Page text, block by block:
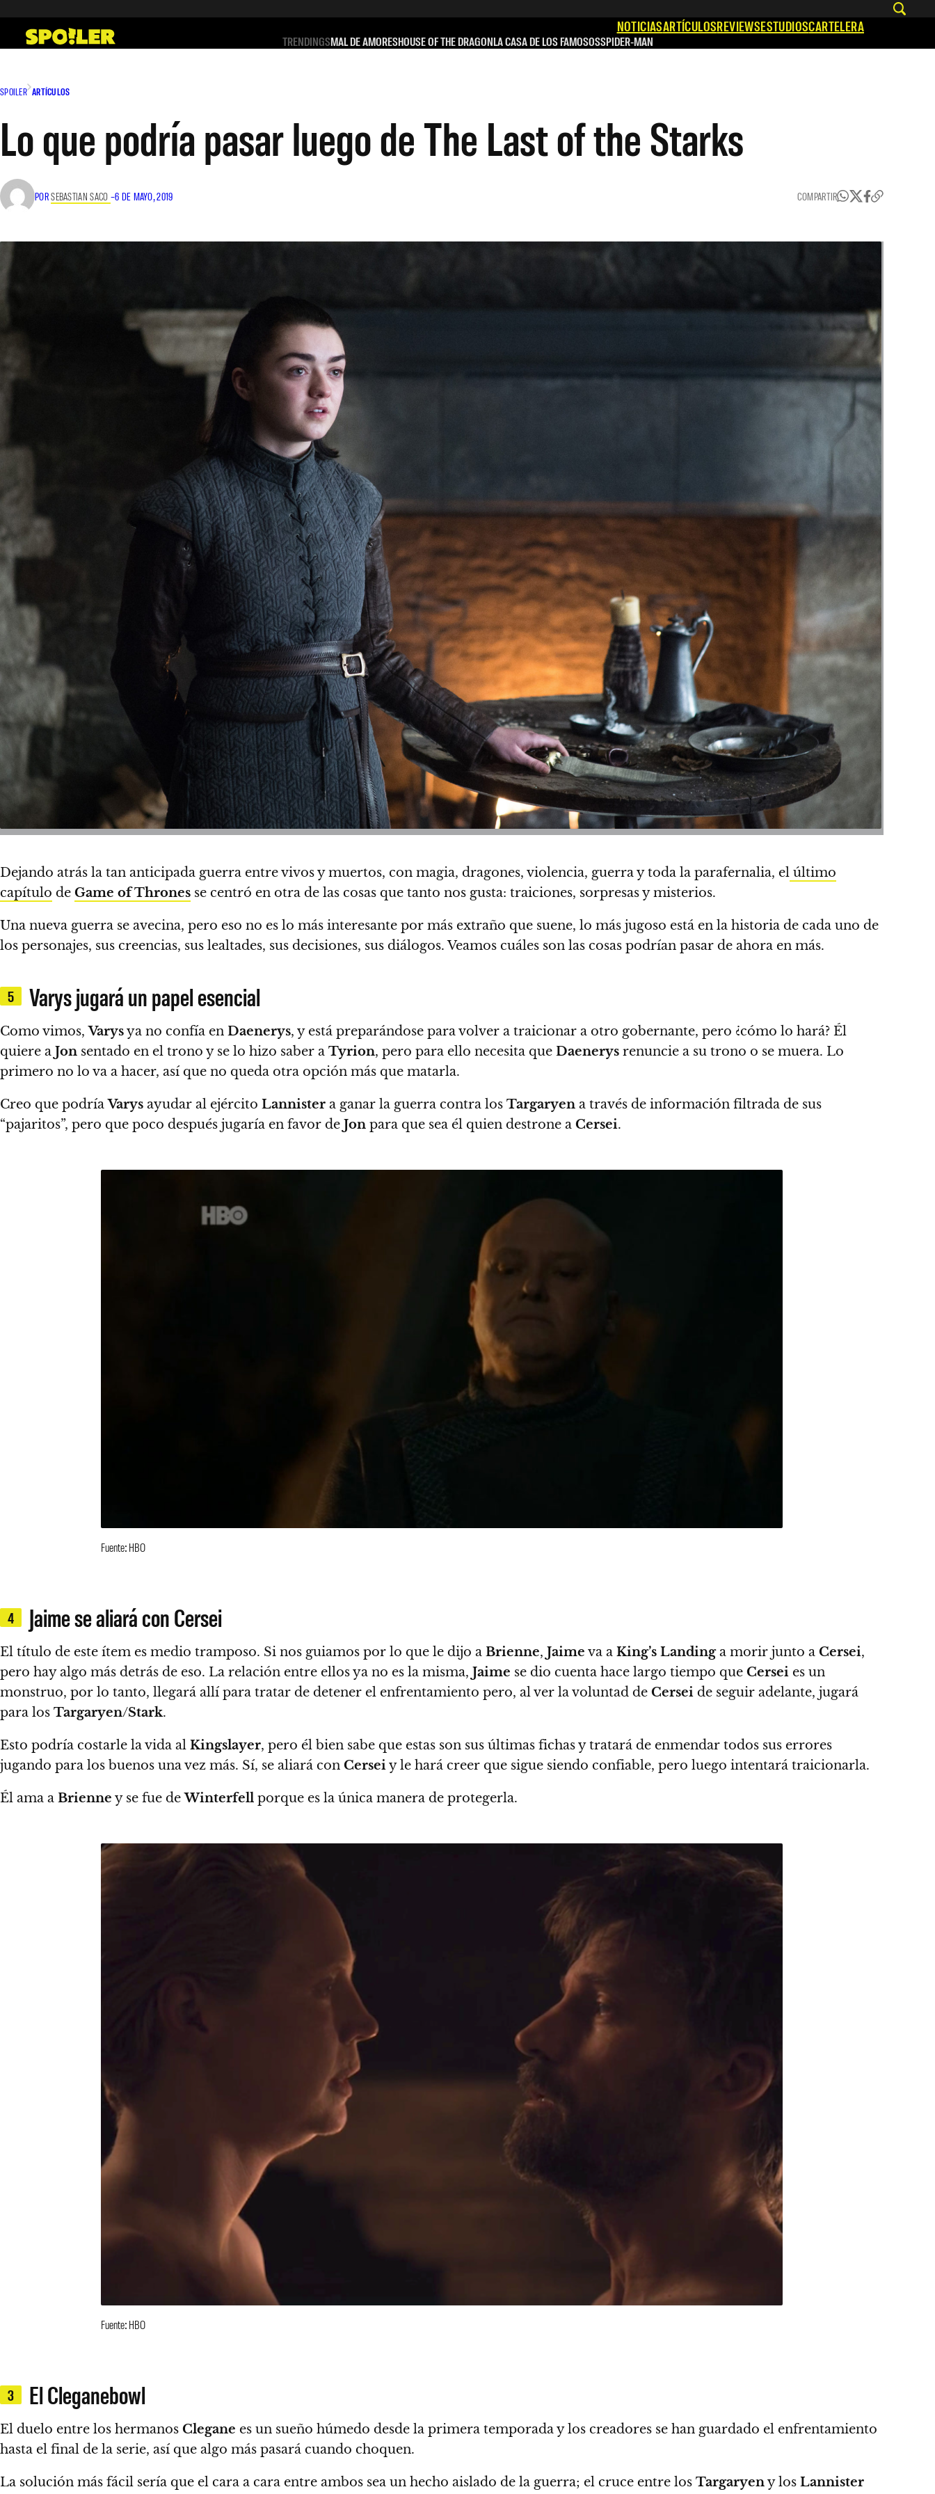
contenido
NOTICIASARTÍCULOSREVIEWSESTUDIOSCARTELERA
TRENDINGSMAL DE AMORESHOUSE OF THE DRAGONLA CASA DE LOS FAMOSOSSPIDER-MAN
SPOILER ARTÍCULOS
Lo que podría pasar luego de The Last of the Starks
PORSEBASTIAN SACO –6 DE MAYO, 2019 COMPARTIR
Dejando atrás la tan anticipada guerra entre vivos y muertos, con magia, dragones, violencia, guerra y toda la parafernalia, el último
capítulo de Game of Thrones se centró en otra de las cosas que tanto nos gusta: traiciones, sorpresas y misterios.
Una nueva guerra se avecina, pero eso no es lo más interesante por más extraño que suene, lo más jugoso está en la historia de cada uno de
los personajes, sus creencias, sus lealtades, sus decisiones, sus diálogos. Veamos cuáles son las cosas podrían pasar de ahora en más.
5 Varys jugará un papel esencial
Como vimos,Varysya no confía en Daenerys, y está preparándose para volver a traicionar a otro gobernante, pero ¿cómo lo hará? Él
quiere a Jon sentado en el trono y se lo hizo saber a Tyrion, pero para ello necesita que Daenerys renuncie a su trono o se muera. Lo
primero no lo va a hacer, así que no queda otra opción más que matarla.
Creo que podríaVarys ayudar al ejército Lannister a ganar la guerra contra los Targaryen a través de información filtrada de sus
“pajaritos”, pero que poco después jugaría en favor de Jon para que sea él quien destrone a Cersei.
Fuente: HBO
4 Jaime se aliará con Cersei
El título de este ítem es medio tramposo. Si nos guiamos por lo que le dijo a Brienne, Jaime va a King’s Landinga morir junto a Cersei,
pero hay algo más detrás de eso. La relación entre ellos ya no es la misma, Jaime se dio cuenta hace largo tiempo que Cersei es un
monstruo, por lo tanto, llegará allí para tratar de detener el enfrentamiento pero, al ver la voluntad de Cersei de seguir adelante, jugará
para los Targaryen/Stark.
Esto podría costarle la vida al Kingslayer, pero él bien sabe que estas son sus últimas fichas y tratará de enmendar todos sus errores
jugando para los buenos una vez más. Sí, se aliará con Cerseiy le hará creer que sigue siendo confiable, pero luego intentará traicionarla.
Él ama a Brienne y se fue deWinterfell porque es la única manera de protegerla.
Fuente: HBO
3 El Cleganebowl
El duelo entre los hermanos Clegane es un sueño húmedo desde la primera temporada ylos creadores se han guardado el enfrentamiento
hasta el final de la serie, así que algo más pasará cuando choquen.
La solución más fácil sería que el cara a cara entre ambos sea un hecho aislado de la guerra; el cruce entre los Targaryeny los Lannister